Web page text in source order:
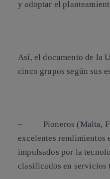
y adoptar el
Así, el documento de la
cinco grupos según sus
– Pioneros (Malta,
excelentes rendimientos
impulsados por la
clasificados en servicios